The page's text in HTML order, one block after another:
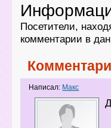
Посетители,
комментарии в
Написал: Макс